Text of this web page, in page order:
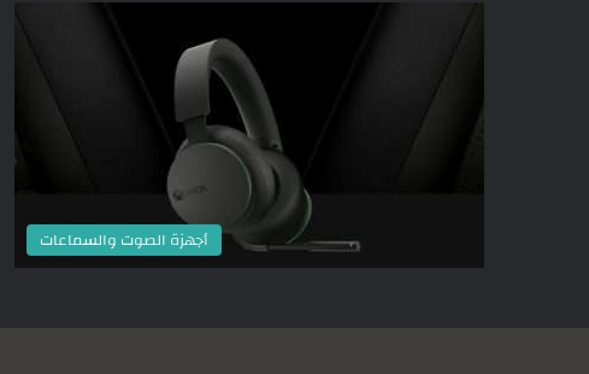
أجهزة الصوت والسماعات